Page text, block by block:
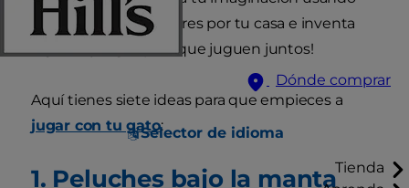
Dónde comprar
Selector de idioma
Tienda
objetos que encuentres por tu casa e inventa
algunos juegos para que juguen juntos!
Aquí tienes siete ideas para que empieces a
jugar con tu gato:
1. Peluches bajo la manta